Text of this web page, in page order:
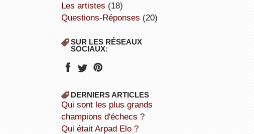
Les artistes (18)
Questions-Réponses (20)
SUR LES RÉSEAUX
SOCIAUX:
DERNIERS ARTICLES
Qui sont les plus grands
champions d'échecs ?
Qui était Arpad Elo ?